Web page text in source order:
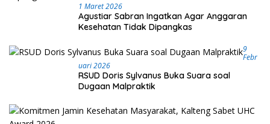
1 Maret 2026
Agustiar Sabran Ingatkan Agar Anggaran
Kesehatan Tidak Dipangkas
9
Febr
Uari 2026
RSUD Doris Sylvanus Buka Suara soal
Dugaan Malpraktik